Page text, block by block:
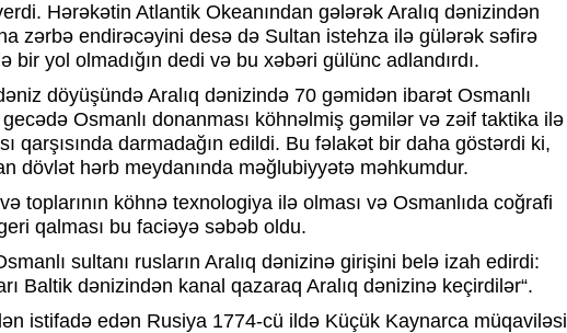
Hərəkətin Atlantik Okeanından gələrək Aralıq dənizindən
zərbə endirəcəyini desə də Sultan istehza ilə gülərək səfirə
bir yol olmadığın dedi və bu xəbəri gülünc adlandırdı.
döyüşündə Aralıq dənizində 70 gəmidən ibarət Osmanlı
Osmanlı donanması köhnəlmiş gəmilər və zəif taktika ilə
qarşısında darmadağın edildi. Bu fəlakət bir daha göstərdi ki,
dövlət hərb meydanında məğlubiyyətə məhkumdur.
toplarının köhnə texnologiya ilə olması və Osmanlıda coğrafi
qalması bu faciəyə səbəb oldu.
sultanı rusların Aralıq dənizinə girişini belə izah edirdi:
Baltik dənizindən kanal qazaraq Aralıq dənizinə keçirdilər“.
istifadə edən Rusiya 1774-cü ildə Küçük Kaynarca müqaviləsi